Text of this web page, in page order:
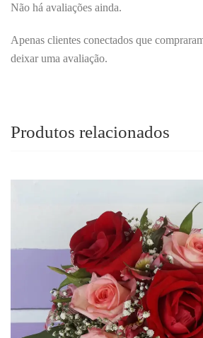
Não há avaliações ainda.
Apenas clientes conectados que
deixar uma avaliação.
Produtos relacionados